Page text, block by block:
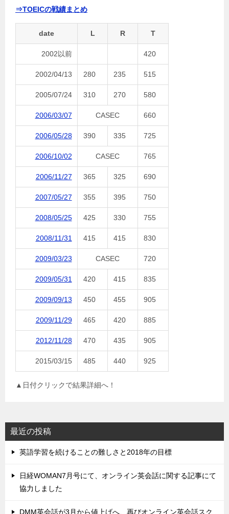
⇒TOEICの戦績まとめ
date L R T
2002以前 420
2002/04/13 280 235 515
2005/07/24 310 270 580
2006/03/07 CASEC 660
2006/05/28 390 335 725
2006/10/02 CASEC 765
2006/11/27 365 325 690
2007/05/27 355 395 750
2008/05/25 425 330 755
2008/11/31 415 415 830
2009/03/23 CASEC 720
2009/05/31 420 415 835
2009/09/13 450 455 905
2009/11/29 465 420 885
2012/11/28 470 435 905
2015/03/15 485 440 925
▲日付クリックで結果詳細へ！
最近の投稿
英語学習を続けることの難しさと2018年の目標
日経WOMAN7月号にて、オンライン英会話に関する記事にて
協力しました
DMM英会話が3月から値上げへ、再びオンライン英会話スク